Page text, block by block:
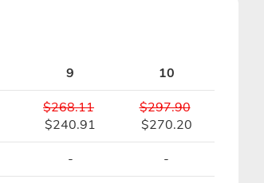
9
10
$268.11
$240.91
$297.90
$270.20
-
-